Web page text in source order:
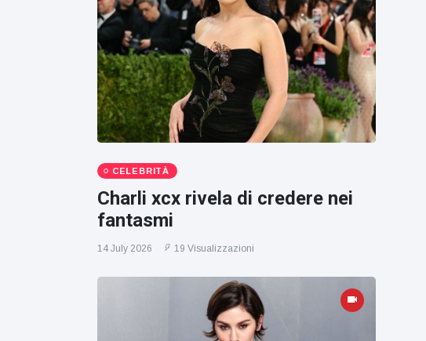
CELEBRITÀ
Charli xcx rivela di credere nei
fantasmi
14 July 2026 19 Visualizzazioni